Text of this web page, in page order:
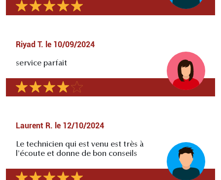
Riyad T. le 10/09/2024
service parfait
Laurent R. le 12/10/2024
Le technicien qui est venu est très à
l'écoute et donne de bon conseils